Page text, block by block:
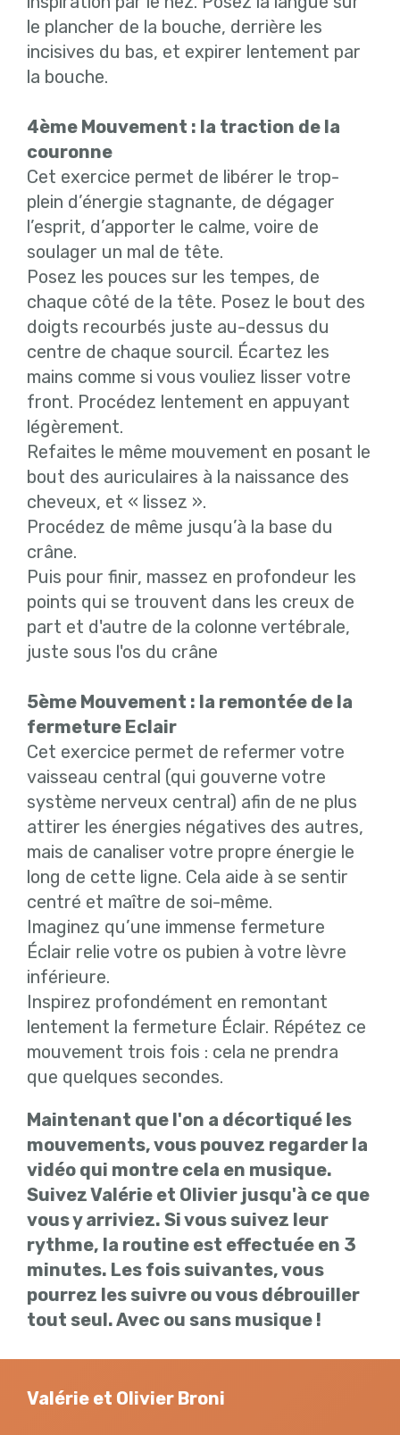
le plancher de la bouche, derrière les
incisives du bas, et expirer lentement par
la bouche.
4ème Mouvement : la traction de la
couronne
Cet exercice permet de libérer le trop-
plein d’énergie stagnante, de dégager
l’esprit, d’apporter le calme, voire de
soulager un mal de tête.
Posez les pouces sur les tempes, de
chaque côté de la tête. Posez le bout des
doigts recourbés juste au-dessus du
centre de chaque sourcil. Écartez les
mains comme si vous vouliez lisser votre
front. Procédez lentement en appuyant
légèrement.
Refaites le même mouvement en posant le
bout des auriculaires à la naissance des
cheveux, et « lissez ».
Procédez de même jusqu’à la base du
crâne.
Puis pour finir, massez en profondeur les
points qui se trouvent dans les creux de
part et d'autre de la colonne vertébrale,
juste sous l'os du crâne
5ème Mouvement : la remontée de la
fermeture Eclair
Cet exercice permet de refermer votre
vaisseau central (qui gouverne votre
système nerveux central) afin de ne plus
attirer les énergies négatives des autres,
mais de canaliser votre propre énergie le
long de cette ligne. Cela aide à se sentir
centré et maître de soi-même.
Imaginez qu’une immense fermeture
Éclair relie votre os pubien à votre lèvre
inférieure.
Inspirez profondément en remontant
lentement la fermeture Éclair. Répétez ce
mouvement trois fois : cela ne prendra
que quelques secondes.
Maintenant que l'on a décortiqué les
mouvements, vous pouvez regarder la
vidéo qui montre cela en musique.
Suivez Valérie et Olivier jusqu'à ce que
vous y arriviez. Si vous suivez leur
rythme, la routine est effectuée en 3
minutes. Les fois suivantes, vous
pourrez les suivre ou vous débrouiller
tout seul. Avec ou sans musique !
Valérie et Olivier Broni